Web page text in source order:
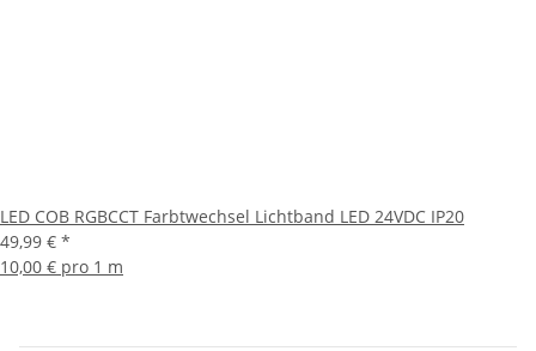
LED COB RGBCCT Farbtwechsel Lichtband LED 24VDC IP20
49,99 € *
10,00 € pro 1 m